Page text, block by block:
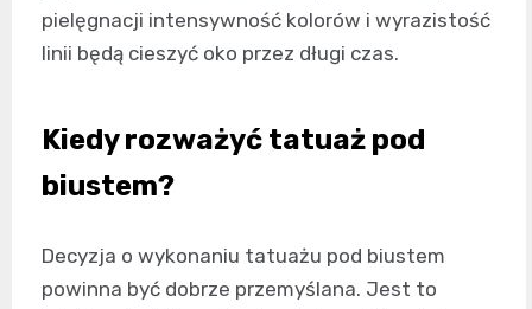
pielęgnacji intensywność kolorów i wyrazistość
linii będą cieszyć oko przez długi czas.
Kiedy rozważyć tatuaż pod
biustem?
Decyzja o wykonaniu tatuażu pod biustem
powinna być dobrze przemyślana. Jest to